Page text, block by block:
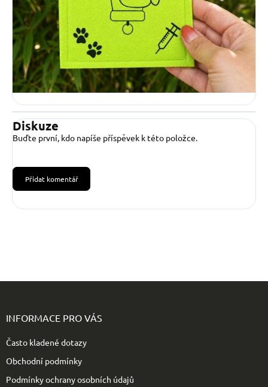
Diskuze
Buďte první, kdo napíše příspěvek k této položce.
Přidat komentář
INFORMACE PRO VÁS
Často kladené dotazy
Obchodní podmínky
Podmínky ochrany osobních údajů